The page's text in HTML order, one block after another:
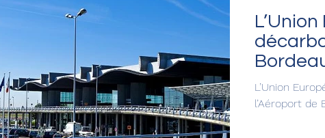
L’Union
l’Aéroport de